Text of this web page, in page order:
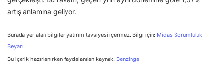
artış anlamına geliyor.
Burada yer alan bilgiler yatırım tavsiyesi içermez. Bilgi için: Midas Sorumluluk
Beyanı
Bu içerik hazırlanırken faydalanılan kaynak: Benzinga